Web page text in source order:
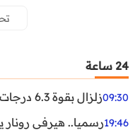
24 ساعة
09:30زلزال بقوة 6.3 درجات يضرب جنوب الفلبين.. ولا تحذير من تسونامي حتى الآن
19:46رسميا.. هيرفي رونار